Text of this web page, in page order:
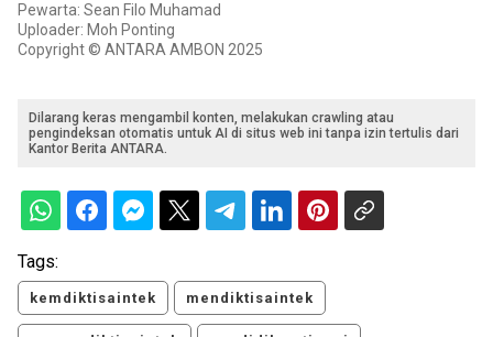
Pewarta: Sean Filo Muhamad
Uploader: Moh Ponting
Copyright © ANTARA AMBON 2025
Dilarang keras mengambil konten, melakukan crawling atau
pengindeksan otomatis untuk AI di situs web ini tanpa izin tertulis dari
Kantor Berita ANTARA.
Tags:
kemdiktisaintek mendiktisaintek